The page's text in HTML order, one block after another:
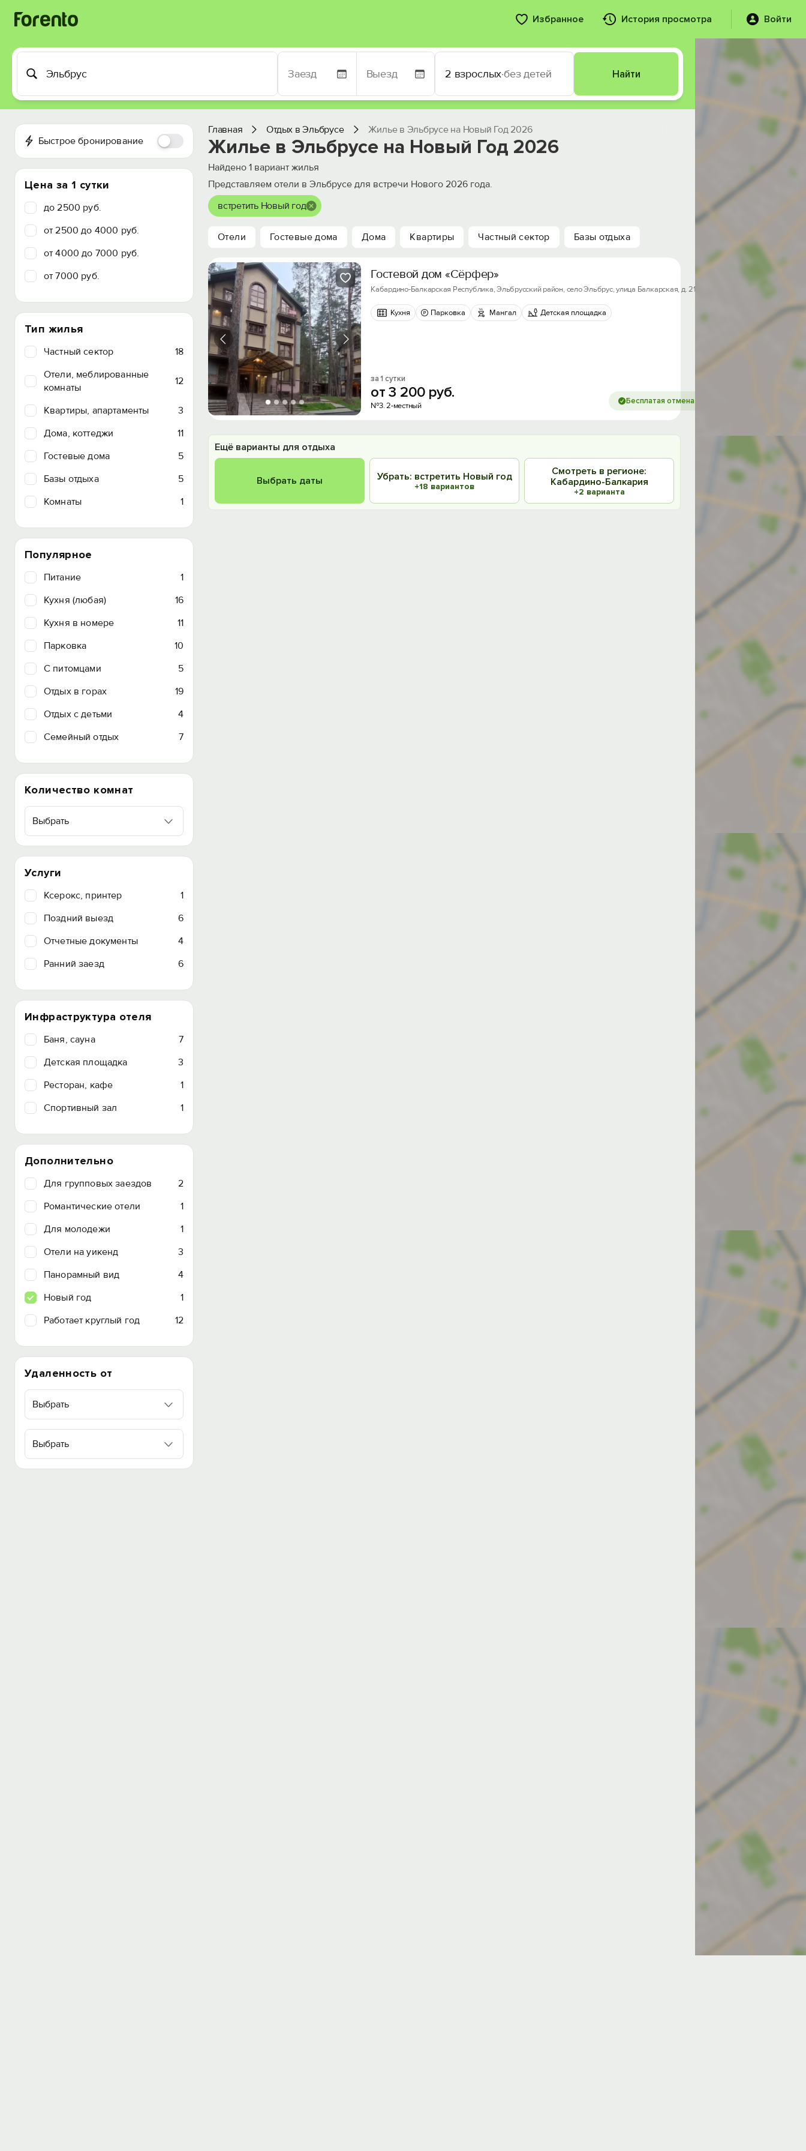
Избранное История просмотра Войти
2 взрослых·без детей Найти
Быстрое бронирование
Цена за 1 сутки
до 2500 руб.
от 2500 до 4000 руб.
от 4000 до 7000 руб.
от 7000 руб.
Тип жилья
Частный сектор
18
Отели, меблированные
комнаты
12
Квартиры, апартаменты
3
Дома, коттеджи
11
Гостевые дома
5
Базы отдыха
5
Комнаты
1
Популярное
Питание
1
Кухня (любая)
16
Кухня в номере
11
Парковка
10
C питомцами
5
Отдых в горах
19
Отдых с детьми
4
Семейный отдых
7
Количество комнат
Выбрать
Услуги
Ксерокс, принтер
1
Поздний выезд
6
Отчетные документы
4
Ранний заезд
6
Инфраструктура отеля
Баня, сауна
7
Детская площадка
3
Ресторан, кафе
1
Спортивный зал
1
Дополнительно
Для групповых заездов
2
Романтические отели
1
Для молодежи
1
Отели на уикенд
3
Панорамный вид
4
Новый год
1
Работает круглый год
12
Удаленность от
Выбрать
Выбрать
Главная Отдых в Эльбрусе Жилье в Эльбрусе на Новый Год 2026
Жилье в Эльбрусе на Новый Год 2026
Найдено 1 вариант жилья
Представляем отели в Эльбрусе для встречи Нового 2026 года.
встретить Новый год
Отели Гостевые дома Дома Квартиры Частный сектор Базы отдыха
Гостевой дом «Сёрфер»
Кабардино-Балкарская Республика, Эльбрусский район, село Эльбрус, улица Балкарская, д. 21 с.1
Кухня Парковка Мангал Детская площадка
за 1 сутки
от3 200 руб.
№3. 2-местный Бесплатая отмена
Ещё варианты для отдыха
Выбрать даты Убрать: встретить Новый год
+18 вариантов
Смотреть в регионе:
Кабардино-Балкария
+2 варианта